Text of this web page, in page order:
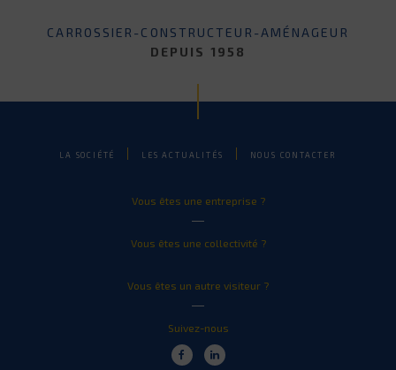
CARROSSIER-CONSTRUCTEUR-AMÉNAGEUR
DEPUIS 1958
LA SOCIÉTÉ LES ACTUALITÉS NOUS CONTACTER
Vous êtes une entreprise ?
Vous êtes une collectivité ?
Vous êtes un autre visiteur ?
Suivez-nous